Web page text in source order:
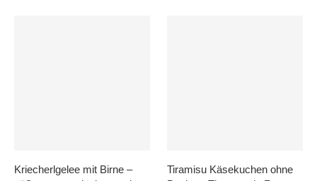
Kriecherlgelee mit Birne –
Tiramisu Käsekuchen ohne